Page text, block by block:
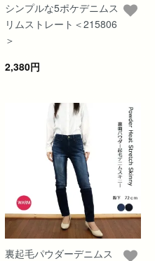
シンプルな5ポケデニムス
リムストレート＜215806
＞
2,380円
裏起毛パウダーデニムス